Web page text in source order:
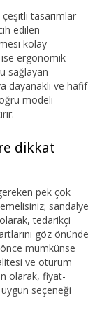
tasarımlar
edilen
kolay
ergonomik
sağlayan
dayanaklı ve hafif
modeli
dikkat
pek çok
sandalye
tedarikçi
göz önünde
önce mümkünse
ve oturum
olarak, fiyat-
seçeneği